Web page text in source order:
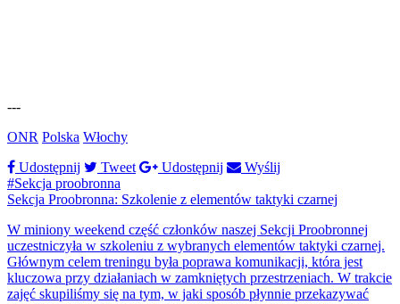
---
ONR Polska Włochy
Udostępnij
Tweet Udostępnij
Wyślij
#Sekcja proobronna
Sekcja Proobronna: Szkolenie z elementów taktyki czarnej
W miniony weekend część członków naszej Sekcji Proobronnej
uczestniczyła w szkoleniu z wybranych elementów taktyki czarnej.
Głównym celem treningu była poprawa komunikacji, która jest
kluczowa przy działaniach w zamkniętych przestrzeniach. W trakcie
zajęć skupiliśmy się na tym, w jaki sposób płynnie przekazywać